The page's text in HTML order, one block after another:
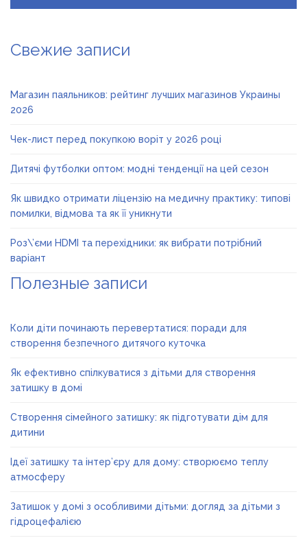
Свежие записи
Магазин паяльников: рейтинг лучших магазинов Украины
2026
Чек-лист перед покупкою воріт у 2026 році
Дитячі футболки оптом: модні тенденції на цей сезон
Як швидко отримати ліцензію на медичну практику: типові
помилки, відмова та як її уникнути
Роз\’єми HDMI та перехідники: як вибрати потрібний
варіант
Полезные записи
Коли діти починають перевертатися: поради для
створення безпечного дитячого куточка
Як ефективно спілкуватися з дітьми для створення
затишку в домі
Створення сімейного затишку: як підготувати дім для
дитини
Ідеї затишку та інтер’єру для дому: створюємо теплу
атмосферу
Затишок у домі з особливими дітьми: догляд за дітьми з
гідроцефалією